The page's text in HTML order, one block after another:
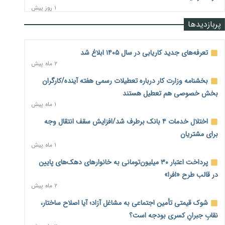
۱ روز پیش
رشد ۷۵ هزار میلیاردی بازار خرید اعتباری؛ فین‌تک‌ها وارد میدان
۱ روز پیش
آغاز اجرای پایلوت «ردا کارت» برای دانشجویان تحصیلات تکمیلی
۱ روز پیش
محدودیت تازه برای شبکه بانکی؛ افزایش سپرده قانونی با هدف
کنترل تورم
۱ روز پیش
ترمز تولید خودرو کشیده شد؛ افت ۲۵ درصدی تیراژ ایران‌خودرو،
سایپا و پارس‌خودرو
۱ روز پیش
بنگاه‌داری بانک‌ها؛ مانع بزرگ خانه‌دار شدن مستأجران
پربازدیدها
تعرفه‌های جدید کاریابی در سال ۱۴۰۵ ابلاغ شد
۲ ماه پیش
بخشنامه وزارت کار درباره تعطیلات رسمی هفته آینده/کارگران
بخش خصوصی هم تعطیل هستند
۱ ماه پیش
اختلال خدمات ۴ بانک برطرف شد/افزایش سقف انتقال وجه
برای مشتریان
۱ ماه پیش
پرداخت اعتبار ۳۰ میلیون‌تومانی به خانوارهای دهک‌های پایین
در قالب طرح «افرا»
۲ ماه پیش
شوک قیمتی تأمین اجتماعی به مشاغل آزاد؛ آیا اصلاح ساختار،
نقابِ جبرانِ کسری بودجه است؟